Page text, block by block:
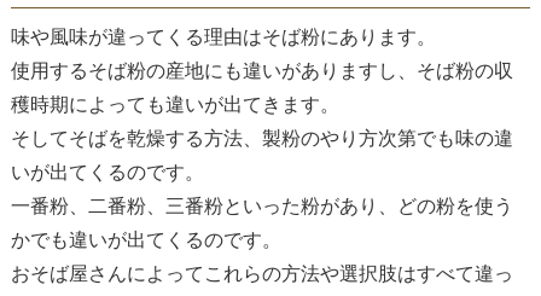
味や風味が違ってくる理由はそば粉にあります。
使用するそば粉の産地にも違いがありますし、そば粉の収
穫時期によっても違いが出てきます。
そしてそばを乾燥する方法、製粉のやり方次第でも味の違
いが出てくるのです。
一番粉、二番粉、三番粉といった粉があり、どの粉を使う
かでも違いが出てくるのです。
おそば屋さんによってこれらの方法や選択肢はすべて違っ